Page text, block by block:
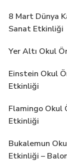
8 Mart Dünya
Sanat Etkinliği
Yer Altı Okul
Einstein Okul
Etkinliği
Flamingo Okul
Etkinliği
Bukalemun
Etkinliği –